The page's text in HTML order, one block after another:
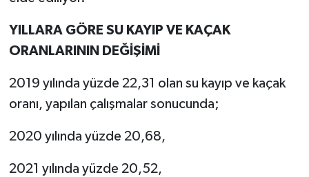
YILLARA GÖRE SU KAYIP VE KAÇAK
ORANLARININ DEĞİŞİMİ
2019 yılında yüzde 22,31 olan su kayıp ve kaçak
oranı, yapılan çalışmalar sonucunda;
2020 yılında yüzde 20,68,
2021 yılında yüzde 20,52,